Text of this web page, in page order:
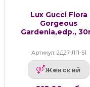
Lux Gucci Flora
Gorgeous
Gardenia,edp.,
Артикул: 2Д27-ЛП-51
Женский